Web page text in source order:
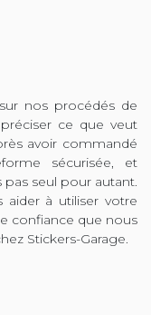
nos procédés de
ce que veut
avoir commandé
sécurisée, et
seul pour autant.
à utiliser votre
confiance que nous
Stickers-Garage.